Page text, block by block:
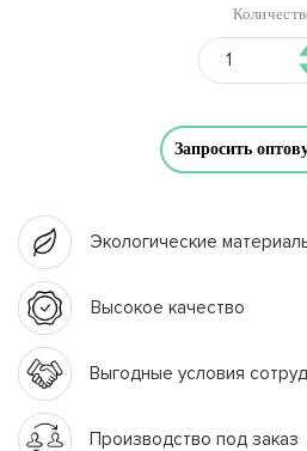
Запросить
Экологические
Высокое качество
Выгодные условия
Производство под заказ